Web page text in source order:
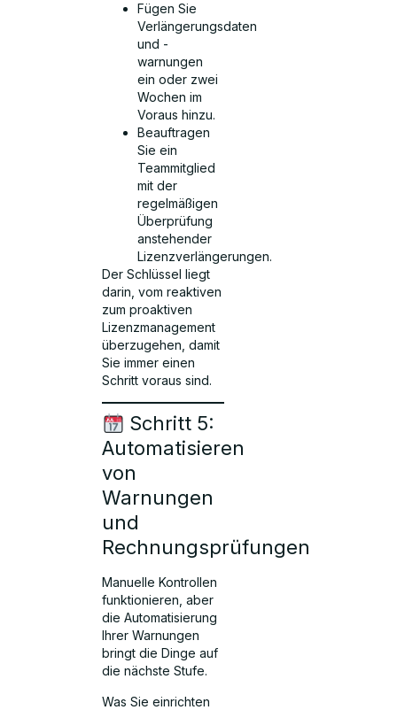
Fügen Sie
Verlängerungsdaten
und -
warnungen
ein oder zwei
Wochen im
Voraus hinzu.
Beauftragen
Sie ein
Teammitglied
mit der
regelmäßigen
Überprüfung
anstehender
Lizenzverlängerungen.
Der Schlüssel liegt
darin, vom reaktiven
zum proaktiven
Lizenzmanagement
überzugehen, damit
Sie immer einen
Schritt voraus sind.
Schritt 5:
Automatisieren
von
Warnungen
und
Rechnungsprüfungen
Manuelle Kontrollen
funktionieren, aber
die Automatisierung
Ihrer Warnungen
bringt die Dinge auf
die nächste Stufe.
Was Sie einrichten